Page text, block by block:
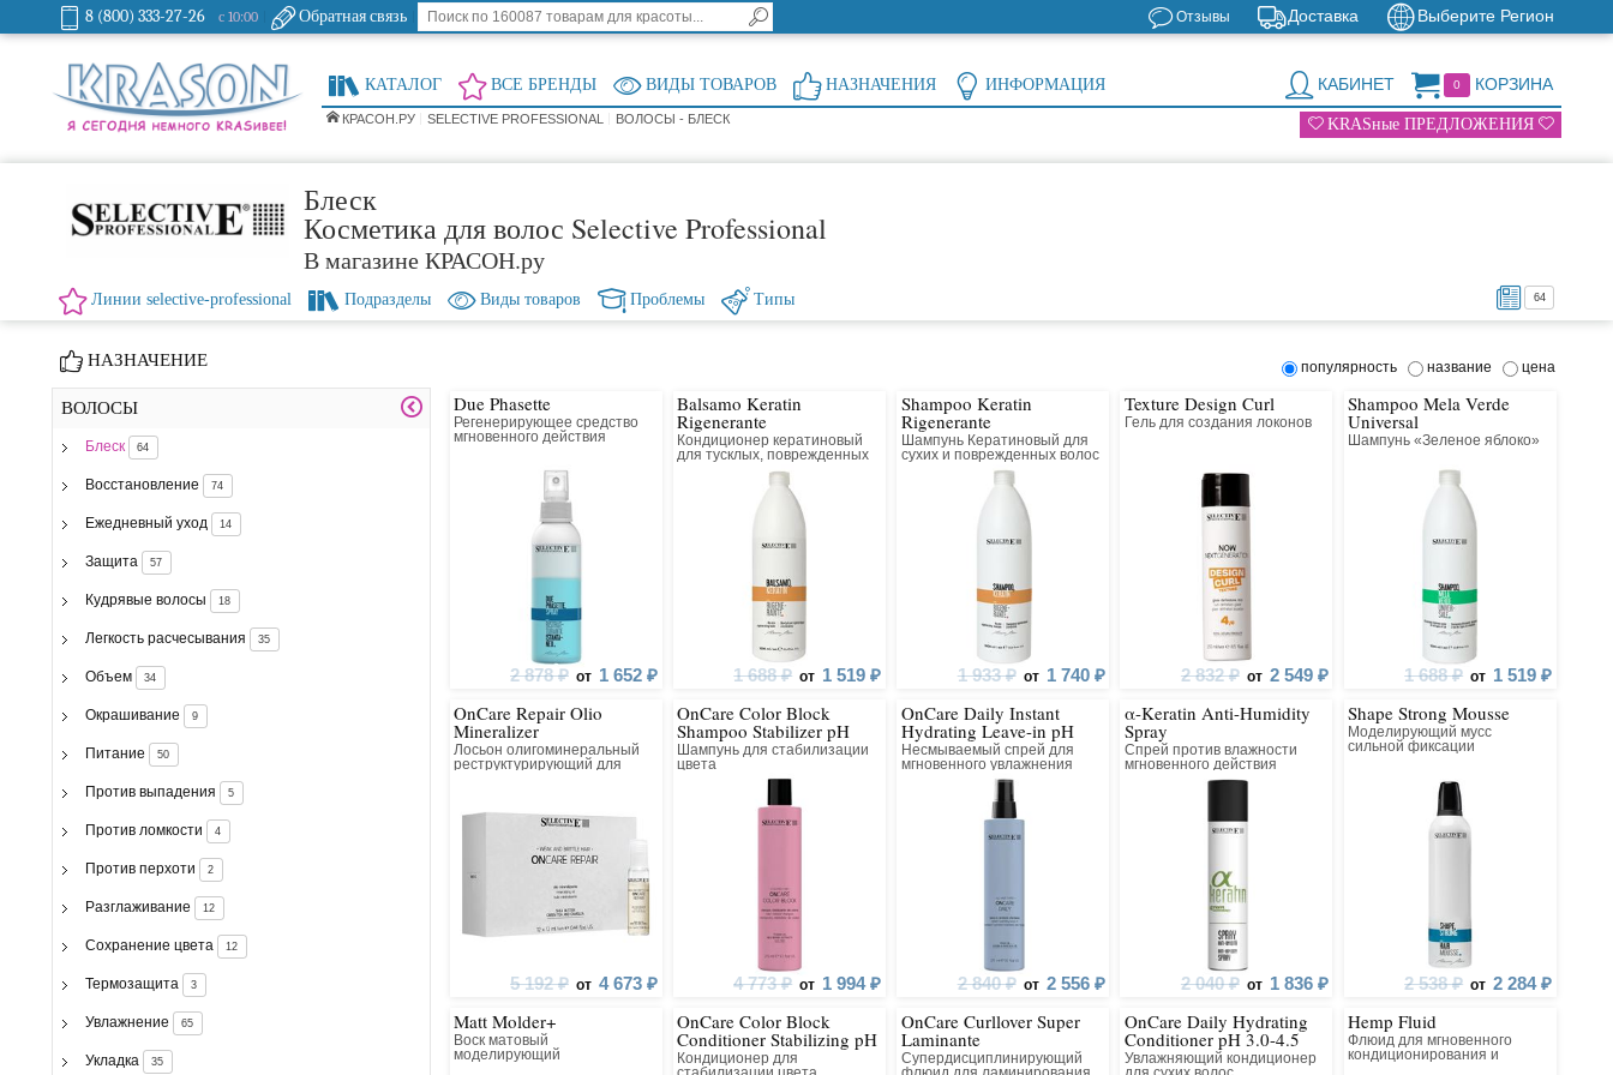
8 (800) 333-27-26 с 10:00 Обратная связь Выберите Регион
Доставка
Отзывы
0 КОРЗИНА
КАБИНЕТ
КАТАЛОГ ВСЕ БРЕНДЫ ВИДЫ ТОВАРОВ НАЗНАЧЕНИЯ ИНФОРМАЦИЯ
КРАСОН.РУ SELECTIVE PROFESSIONAL ВОЛОСЫ - БЛЕСК KRASные ПРЕДЛОЖЕНИЯ
Блеск
Косметика для волос Selective Professional
В магазине КРАСОН.ру
64
Линии selective-professional Подразделы Виды товаров Проблемы Типы
НАЗНАЧЕНИЕ
ВОЛОСЫ
Блеск 64
Восстановление 74
Ежедневный уход 14
Защита 57
Кудрявые волосы 18
Легкость расчесывания 35
Объем 34
Окрашивание 9
Питание 50
Против выпадения 5
Против ломкости 4
Против перхоти 2
Разглаживание 12
Сохранение цвета 12
Термозащита 3
Увлажнение 65
Укладка 35
популярность название цена
Due Phasette
Регенерирующее средство
мгновенного действия
2 878 ₽ от 1 652 ₽
Balsamo Keratin
Rigenerante
Кондиционер кератиновый
для тусклых, поврежденных
и подверженных стрессу
1 688 ₽ от 1 519 ₽
Shampoo Keratin
Rigenerante
Шампунь Кератиновый для
сухих и поврежденных волос
1 933 ₽ от 1 740 ₽
Texture Design Curl
Гель для создания локонов
2 832 ₽ от 2 549 ₽
Shampoo Mela Verde
Universal
Шампунь «Зеленое яблоко»
1 688 ₽ от 1 519 ₽
OnCare Repair Olio
Mineralizer
Лосьон олигоминеральный
реструктурирующий для
5 192 ₽ от 4 673 ₽
OnCare Color Block
Shampoo Stabilizer pH
5.4-5.75
Шампунь для стабилизации
цвета
4 773 ₽ от 1 994 ₽
OnCare Daily Instant
Hydrating Leave-in pH
4.0-5.5
Несмываемый спрей для
мгновенного увлажнения
2 840 ₽ от 2 556 ₽
α-Keratin Anti-Humidity
Spray
Спрей против влажности
мгновенного действия
2 040 ₽ от 1 836 ₽
Shape Strong Mousse
Моделирующий мусс
сильной фиксации
2 538 ₽ от 2 284 ₽
Matt Molder+
Воск матовый
моделирующий
OnCare Color Block
Conditioner Stabilizing pH
3.0-4.5
Кондиционер для
OnCare Curllover Super
Laminante
Супердисциплинирующий
OnCare Daily Hydrating
Conditioner pH 3.0-4.5
Увлажняющий кондиционер
Hemp Fluid
Флюид для мгновенного
кондиционирования и